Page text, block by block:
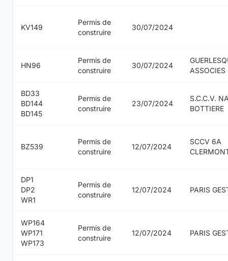
KV149
Permis de
construire
30/07/2024
HN96
Permis de
construire
30/07/2024
ASSOCIES
BD33
BD144
BD145
Permis de
construire
23/07/2024
S.C.C.V.
BOTTIERE
BZ539
Permis de
construire
12/07/2024
SCCV 6A
DP1
DP2
WR1
Permis de
construire
12/07/2024 PARIS
WP164
WP171
WP173
Permis de
construire
12/07/2024 PARIS